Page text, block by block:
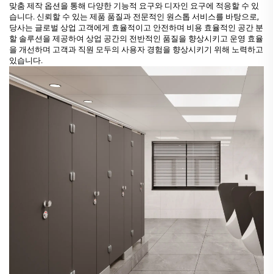
맞춤 제작 옵션을 통해 다양한 기능적 요구와 디자인 요구에 적응할 수 있
습니다. 신뢰할 수 있는 제품 품질과 전문적인 원스톱 서비스를 바탕으로,
당사는 글로벌 상업 고객에게 효율적이고 안전하며 비용 효율적인 공간 분
할 솔루션을 제공하여 상업 공간의 전반적인 품질을 향상시키고 운영 효율
을 개선하며 고객과 직원 모두의 사용자 경험을 향상시키기 위해 노력하고
있습니다.